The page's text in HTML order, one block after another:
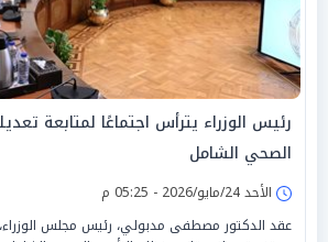
رئيس الوزراء يترأس اجتماعًا لمتابعة
الصحي الشامل
الأحد 24/مايو/2026 - 05:25 م
عقد الدكتور مصطفى مدبولي، رئيس مجلس الوزراء،